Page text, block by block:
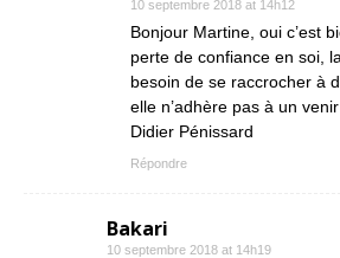
10 septembre 2018 at 14h12
Bonjour Martine, oui c’est
perte de confiance en soi,
besoin de se raccrocher à
elle n’adhère pas à un
Didier Pénissard
Répondre
Bakari
10 septembre 2018 at 14h19